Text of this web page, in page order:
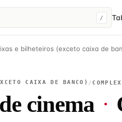
/
e bilheteiros (exceto caixa de
CAIXA DE BANCO) /
cinema ·